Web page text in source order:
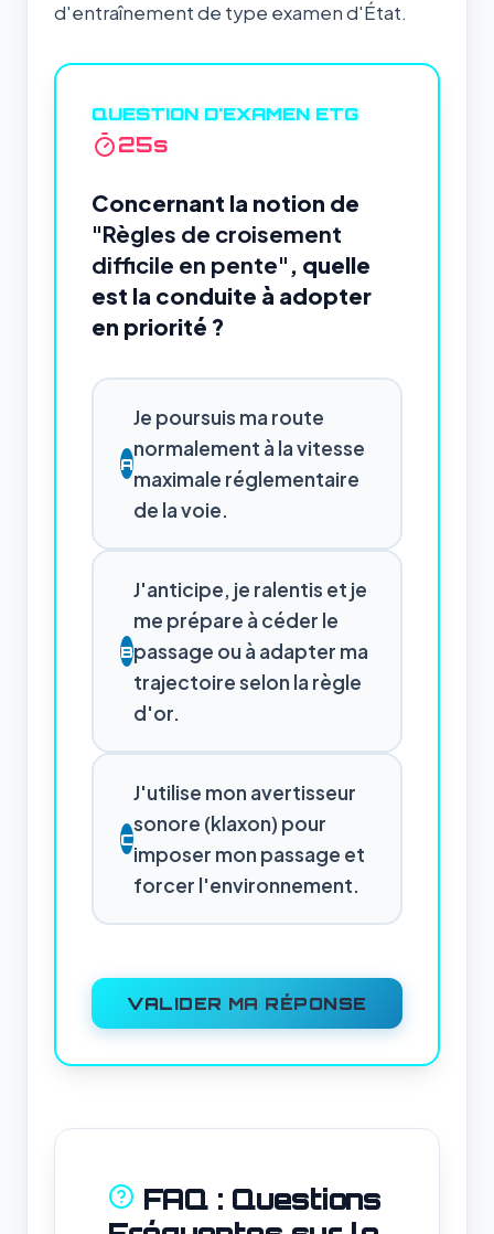
d'entraînement de type examen d'État.
QUESTION D'EXAMEN ETG
24s
Concernant la notion de
"Règles de croisement
difficile en pente" , quelle
est la conduite à adopter
en priorité ?
A
Je poursuis ma route
normalement à la vitesse
maximale réglementaire
de la voie.
B
J'anticipe, je ralentis et je
me prépare à céder le
passage ou à adapter ma
trajectoire selon la règle
d'or.
C
J'utilise mon avertisseur
sonore (klaxon) pour
imposer mon passage et
forcer l'environnement.
VALIDER MA RÉPONSE
FAQ : Questions